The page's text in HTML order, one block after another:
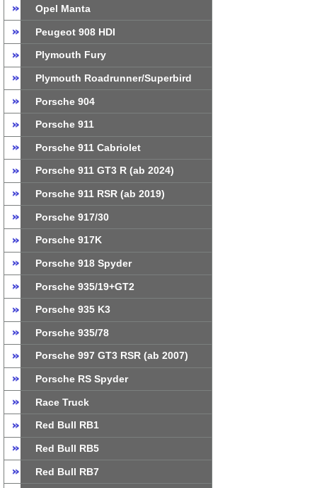
Opel Manta
Peugeot 908 HDI
Plymouth Fury
Plymouth Roadrunner/Superbird
Porsche 904
Porsche 911
Porsche 911 Cabriolet
Porsche 911 GT3 R (ab 2024)
Porsche 911 RSR (ab 2019)
Porsche 917/30
Porsche 917K
Porsche 918 Spyder
Porsche 935/19+GT2
Porsche 935 K3
Porsche 935/78
Porsche 997 GT3 RSR (ab 2007)
Porsche RS Spyder
Race Truck
Red Bull RB1
Red Bull RB5
Red Bull RB7